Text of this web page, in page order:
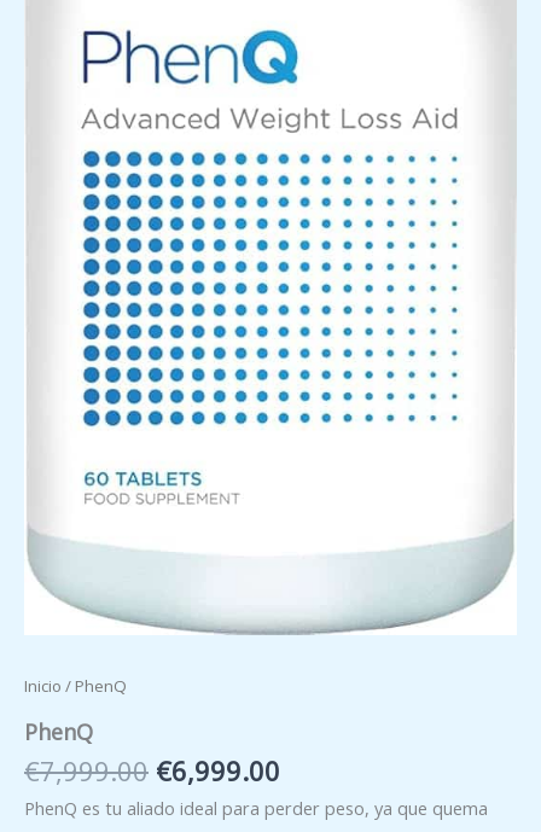
Inicio / PhenQ
PhenQ
€7,999.00 El
precio
€6,999.00
precio
PhenQ es tu aliado ideal para perder peso, ya que quema